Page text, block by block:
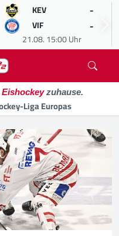
KEV -
VIF -
21.08. 15:00 Uhr
Eishockeyzuhause.
Liga Europas